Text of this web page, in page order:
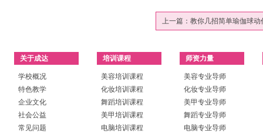
上一篇： 教你几招简单瑜伽球
关于成达 培训课程 师资力量
学校概况
特色教学
企业文化
社会公益
常见问题
美容培训课程
化妆培训课程
舞蹈培训课程
美甲培训课程
电脑培训课程
美容专业导师
化妆专业导师
美甲专业导师
舞蹈专业导师
电脑专业导师